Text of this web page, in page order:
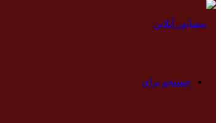
جستجو برای